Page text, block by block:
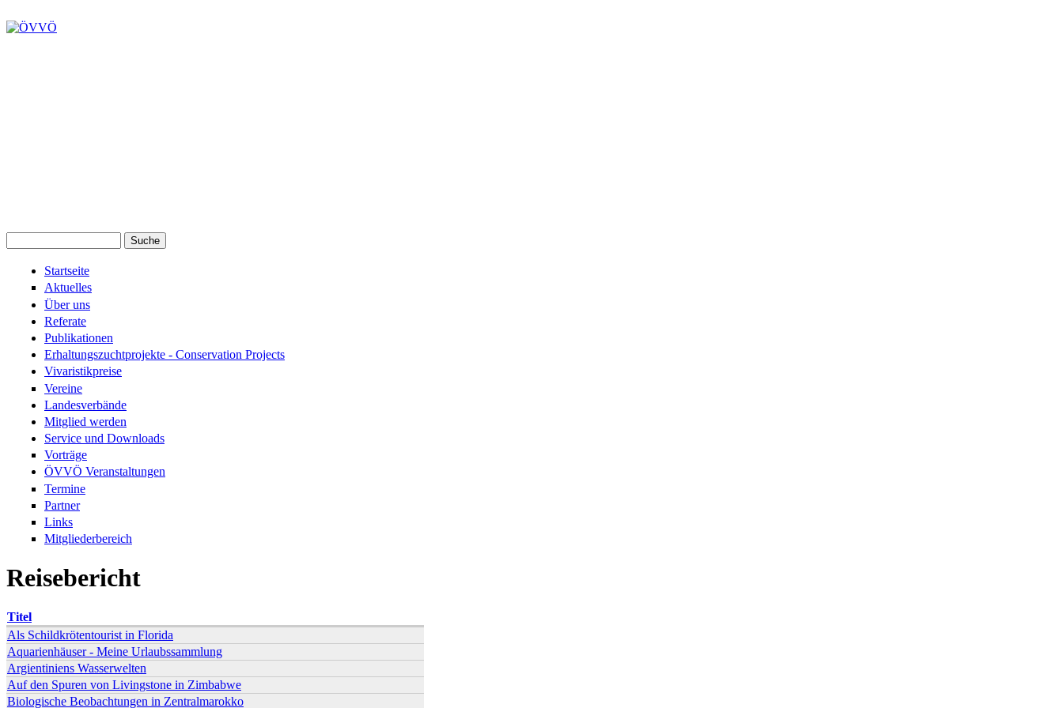
Startseite
Aktuelles
Über uns
Referate
Publikationen
Erhaltungszuchtprojekte - Conservation Projects
Vivaristikpreise
Vereine
Landesverbände
Mitglied werden
Service und Downloads
Vorträge
ÖVVÖ Veranstaltungen
Termine
Partner
Links
Mitgliederbereich
Reisebericht
Titel
Als Schildkrötentourist in Florida
Aquarienhäuser - Meine Urlaubssammlung
Argientiniens Wasserwelten
Auf den Spuren von Livingstone in Zimbabwe
Biologische Beobachtungen in Zentralmarokko